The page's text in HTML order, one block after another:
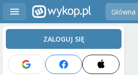
Główna
ZALOGUJ SIĘ